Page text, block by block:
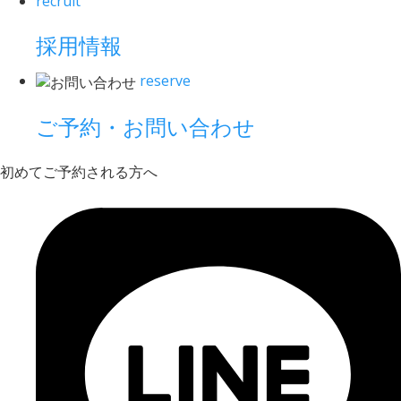
採用情報
reserve
ご予約・お問い合わせ
初めてご予約される方へ